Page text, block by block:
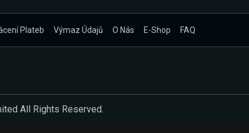
Plateb Výmaz Údajů O Nás E-Shop FAQ
All Rights Reserved.